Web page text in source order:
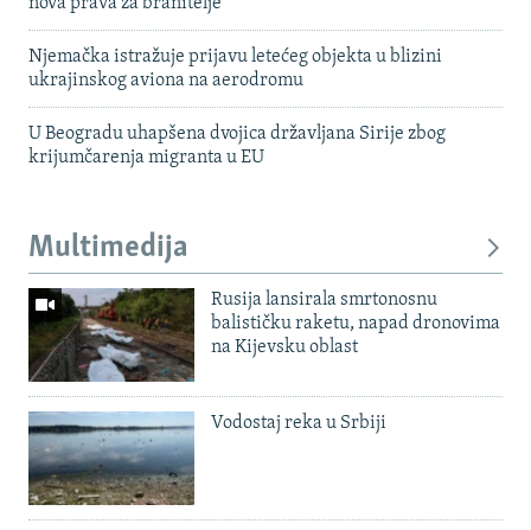
Njemačka istražuje prijavu letećeg objekta u blizini
ukrajinskog aviona na aerodromu
U Beogradu uhapšena dvojica državljana Sirije zbog
krijumčarenja migranta u EU
Multimedija
Rusija lansirala smrtonosnu
balističku raketu, napad dronovima
na Kijevsku oblast
Vodostaj reka u Srbiji